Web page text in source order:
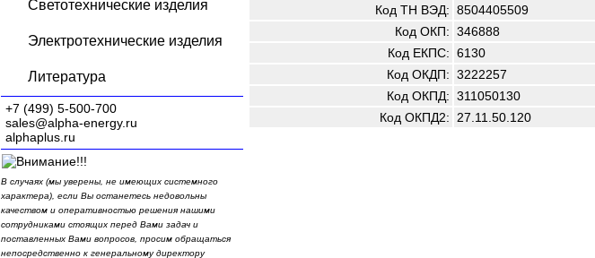
Светотехнические изделия
Электротехнические изделия
Литература
+7 (499) 5-500-700
sales@alpha-energy.ru
alphaplus.ru
В случаях (мы уверены, не имеющих системного
характера), если Вы останетесь недовольны
качеством и оперативностью решения нашими
сотрудниками стоящих перед Вами задач и
поставленных Вами вопросов, просим обращаться
непосредственно к генеральному директору
Код ТН ВЭД: 8504405509
Код ОКП: 346888
Код ЕКПС: 6130
Код ОКДП: 3222257
Код ОКПД: 311050130
Код ОКПД2:
27.11.50.120